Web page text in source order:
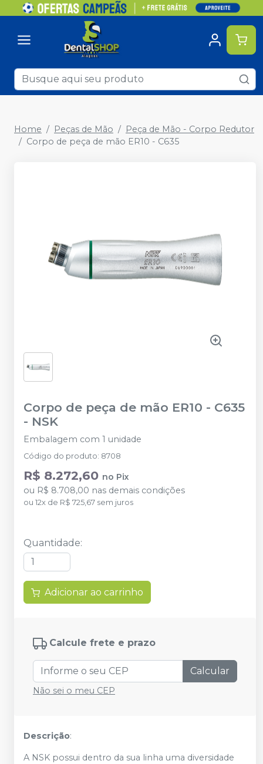
Home Peças de Mão
Peça de Mão - Corpo Redutor
Corpo de peça de mão ER10 - C635
Corpo de peça de mão ER10 - C635
- NSK
Embalagem com 1 unidade
Código do produto: 8708
R$ 8.272,60 no Pix
ou R$ 8.708,00 nas demais condições
ou 12x de R$ 725,67 sem juros
Quantidade:
Adicionar ao carrinho
Calcule frete e prazo
Calcular
Não sei o meu CEP
Descrição:
A NSK possui dentro da sua linha uma diversidade